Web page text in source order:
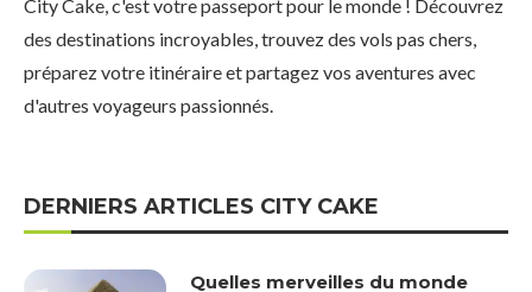
City Cake, c'est votre passeport pour le monde ! Découvrez
des destinations incroyables, trouvez des vols pas chers,
préparez votre itinéraire et partagez vos aventures avec
d'autres voyageurs passionnés.
DERNIERS ARTICLES CITY CAKE
Quelles merveilles du monde